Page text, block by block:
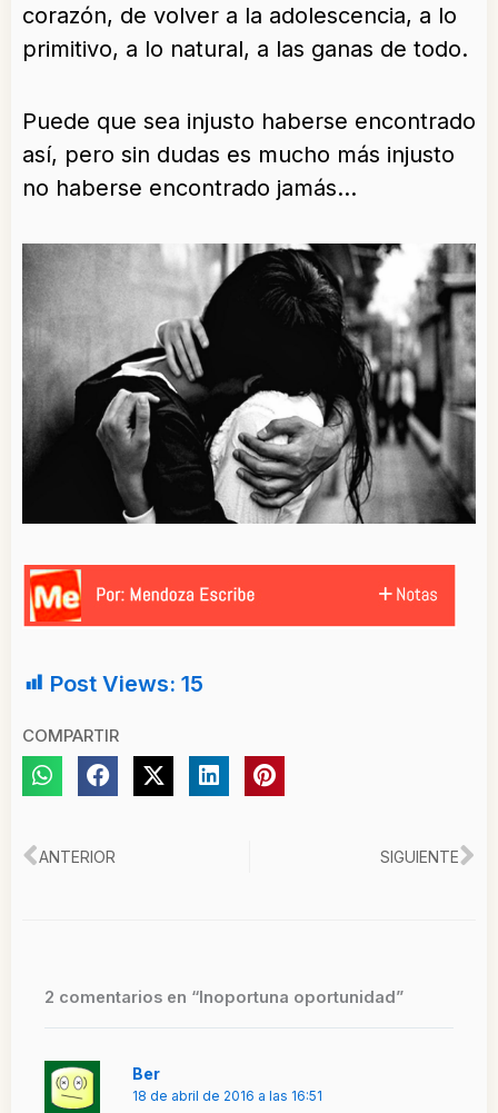
corazón, de volver a la adolescencia, a lo
primitivo, a lo natural, a las ganas de todo.
Puede que sea injusto haberse encontrado
así, pero sin dudas es mucho más injusto
no haberse encontrado jamás…
Post Views: 15
COMPARTIR
Ant
ANTERIOR SIGUIENTE
2 comentarios en “Inoportuna oportunidad”
Ber
18 de abril de 2016 a las 16:51